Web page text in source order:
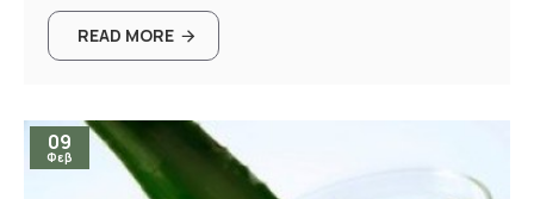
READ MORE
09
Φεβ